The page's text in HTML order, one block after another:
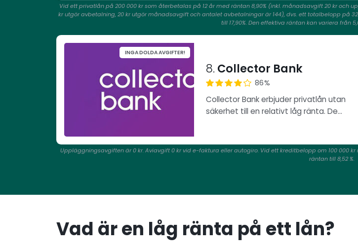
Vid ett privatlån på 200 000 kr som återbetalas på 12 år med räntan 8,90% (inkl. månadsavgift 20 kr och
kr utgör avbetalning, 20 kr utgör månadsavgift och antalet avbetalningar är 144), dvs. ett totalbelopp på
till 17,90%. Den effektiva räntan kan variera från
INGA DOLDA AVGIFTER!
8. Collector Bank
86%
Collector Bank erbjuder privatlån utan
säkerhet till en relativt låg ränta. De…
Uppläggningsavgiften är 0 kr. Aviavgift 0 kr vid e-faktura eller autogiro. Vid ett kreditbelopp om 100 000
räntan till 8,52 %.
Vad är en låg ränta på ett lån?